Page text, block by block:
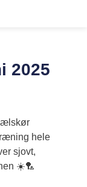
2025
hele
sjovt,
☀️🏸